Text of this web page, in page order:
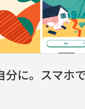
に。スマホ